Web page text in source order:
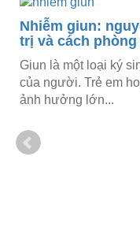
Nhiễm giun:
trị và cách
Giun là một loại ký
của người. Trẻ em
ảnh hưởng lớn...